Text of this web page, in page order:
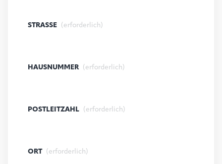
STRASSE (erforderlich)
HAUSNUMMER (erforderlich)
POSTLEITZAHL (erforderlich)
ORT (erforderlich)